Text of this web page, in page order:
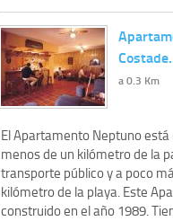
a 0.3 Km
El Apartamento Neptuno está
menos de un kilómetro de la
transporte público y a poco
kilómetro de la playa. Este
construido en el año 1989.